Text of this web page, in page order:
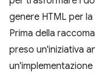
genere HTML per
Prima della
preso un'iniziativa